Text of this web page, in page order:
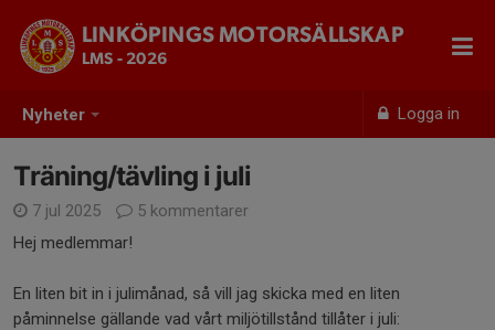
Nyheter Logga in
LINKÖPINGS MOTORSÄLLSKAP
LMS - 2026
Träning/tävling i juli
7 jul 2025
5 kommentarer
Hej medlemmar!
En liten bit in i julimånad, så vill jag skicka med en liten
påminnelse gällande vad vårt miljötillstånd tillåter i juli: